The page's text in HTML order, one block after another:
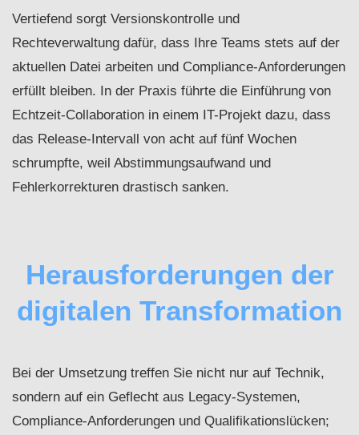
Vertiefend sorgt Versionskontrolle und
Rechteverwaltung dafür, dass Ihre Teams stets auf der
aktuellen Datei arbeiten und Compliance-Anforderungen
erfüllt bleiben. In der Praxis führte die Einführung von
Echtzeit-Collaboration in einem IT-Projekt dazu, dass
das Release-Intervall von acht auf fünf Wochen
schrumpfte, weil Abstimmungsaufwand und
Fehlerkorrekturen drastisch sanken.
Herausforderungen der
digitalen Transformation
Bei der Umsetzung treffen Sie nicht nur auf Technik,
sondern auf ein Geflecht aus Legacy-Systemen,
Compliance-Anforderungen und Qualifikationslücken;